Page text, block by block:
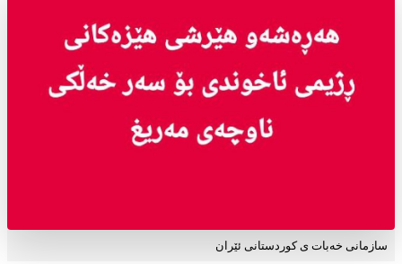
سازمانی خەبات ی کوردستانی ئێران